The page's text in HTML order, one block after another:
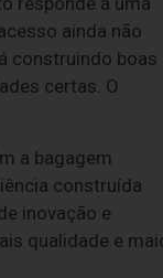
ainda não
construindo boas
certas. O
a bagagem
construída
inovação e
qualidade e